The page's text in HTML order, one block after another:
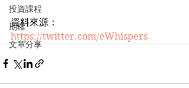
投資課程
期權
文章分享
資料來源：
https://twitter.com/eWhispers